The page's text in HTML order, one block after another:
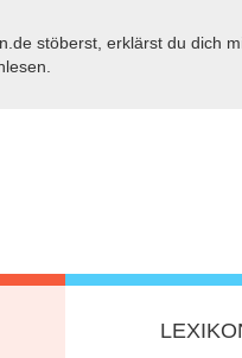
stöberst, erklärst du dich